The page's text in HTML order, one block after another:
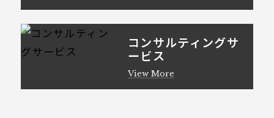
コンサルティングサ
ービス
View More